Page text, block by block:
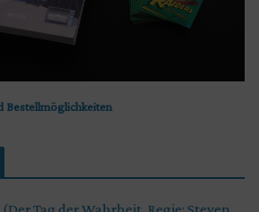
Bestellmöglichkeiten